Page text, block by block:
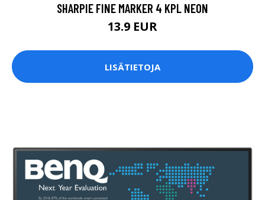
SHARPIE FINE MARKER 4 KPL NEON
13.9 EUR
LISÄTIETOJA